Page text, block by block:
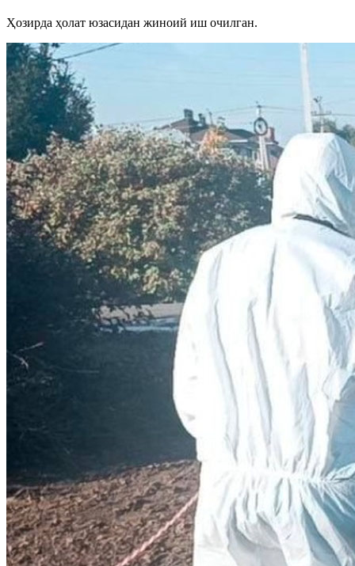
Ҳозирда ҳолат юзасидан жиноий иш очилган.